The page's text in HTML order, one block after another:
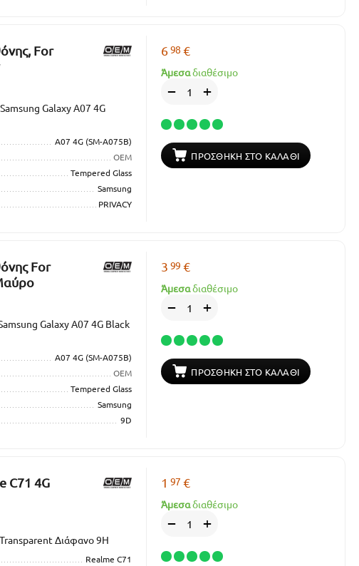
For
Galaxy A07 4G
A07 4G (SM-A075B)
OEM
Tempered Glass
Samsung
PRIVACY
698 €
Άμεσαδιαθέσιμο
+
−
ΠΡΟΣΘΉΚΗ ΣΤΟ ΚΑΛΆΘΙ
For
Galaxy A07 4G Black
A07 4G (SM-A075B)
OEM
Tempered Glass
Samsung
9D
3 99 €
Άμεσαδιαθέσιμο
+
−
ΠΡΟΣΘΉΚΗ ΣΤΟ ΚΑΛΆΘΙ
C71 4G
Διάφανο 9H
Realme C71
1 97 €
Άμεσαδιαθέσιμο
+
−